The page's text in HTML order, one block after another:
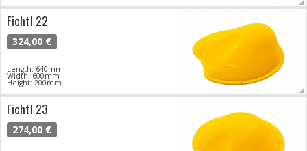
Fichtl 22
324,00 €
Length: 640mm
Width: 600mm
Height: 200mm
Fichtl 23
274,00 €